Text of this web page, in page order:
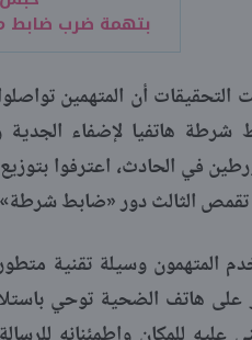
بتهمة ضرب ضابط
التحقيقات أن المتهمين
في الحادث، اعترفوا
تقمص الثالث دور «ضابط
المتهمون وسيلة تقنية
هاتف الضحية توحي باستلام